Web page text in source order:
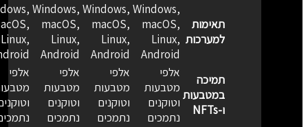
תאימות
למערכות
Windows,
macOS,
Linux,
Android
Windows,
macOS,
Linux,
Android
Windows,
macOS,
Linux,
Android
Linux,
תמיכה
במטבעות
ו-NFTs
אלפי
מטבעות
וטוקנים
נתמכים
אלפי
מטבעות
וטוקנים
נתמכים
אלפי
מטבעות
וטוקנים
נתמכים
אלפי
מטבעות
וטוקנים
נתמכים